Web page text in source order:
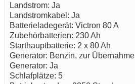
Landstrom: Ja
Landstromkabel: Ja
Batterieladegerät: Victron 80 A
Zubehörbatterien: 230 Ah
Starthauptbatterie: 2 x 80 Ah
Generator: Benzin, zur Übernahme
Generator: Ja
Schlafplätze: 5